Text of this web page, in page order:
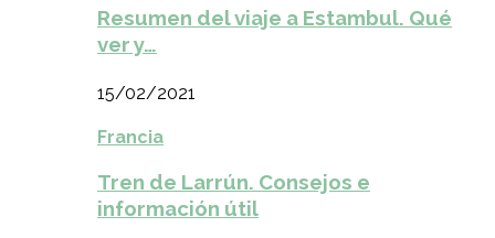
Resumen del viaje a Estambul. Qué
ver y…
15/02/2021
Francia
Tren de Larrún. Consejos e
información útil